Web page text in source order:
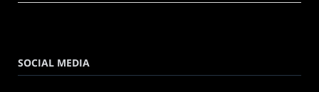
SOCIAL MEDIA